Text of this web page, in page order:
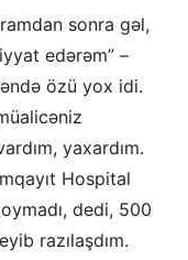
sonra gəl,
edərəm” –
özü yox idi.
yaxardım.
Hospital
dedi, 500
razılaşdım.